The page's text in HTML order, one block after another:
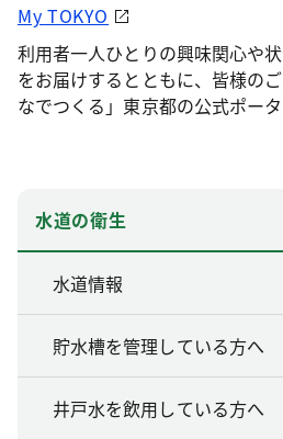
My TOKYO
利用者一人ひとりの興味関心や
をお届けするとともに、皆様の
なでつくる」東京都の公式ポータ
水道の衛生
水道情報
貯水槽を管理している方へ
井戸水を飲用している方へ